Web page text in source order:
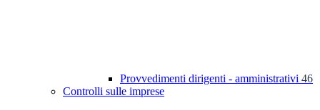
Provvedimenti dirigenti - amministrativi 46
Controlli sulle imprese